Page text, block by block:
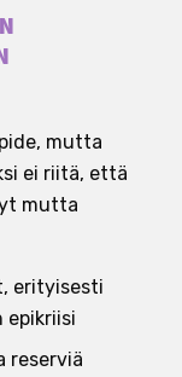
mutta
ei riitä, että
mutta
erityisesti
epikriisi
reserviä